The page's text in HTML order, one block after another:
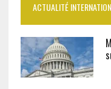
ACTUALITÉ